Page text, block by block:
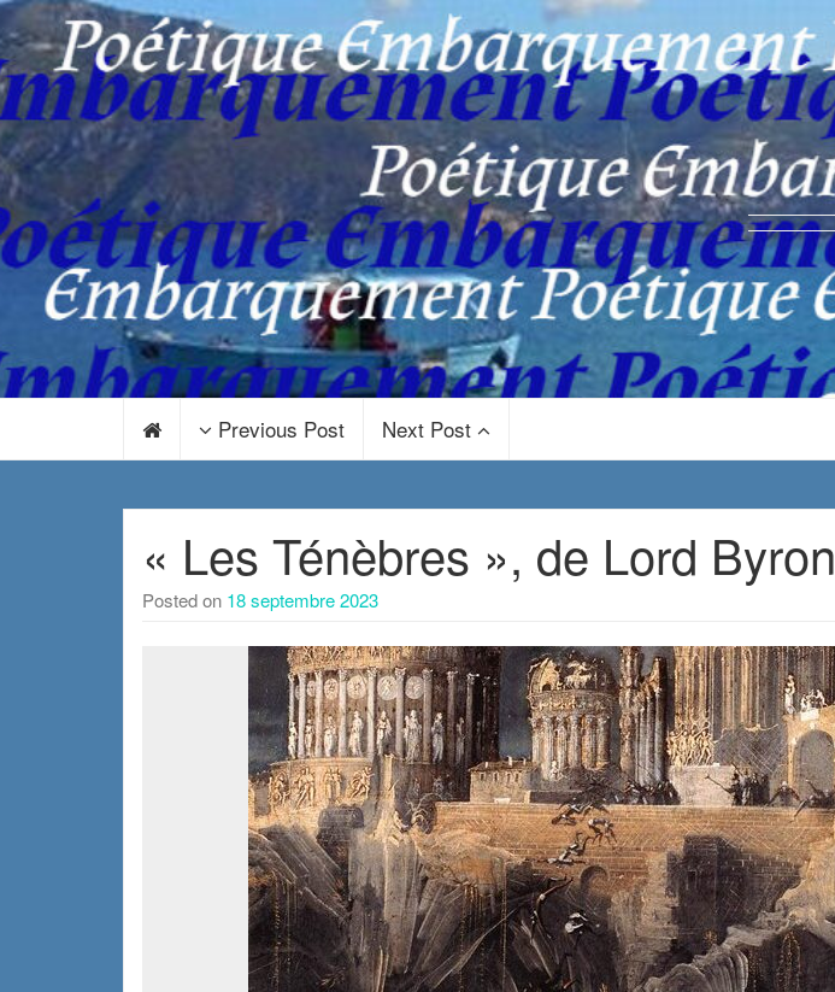
Previous Post Next Post
« Les Ténèbres », de Lord Byron
Posted on 18 septembre 2023